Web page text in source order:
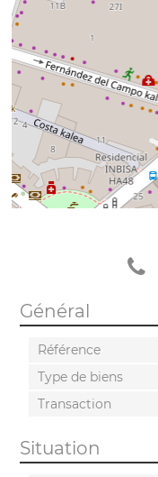
Général
Référence
Type de biens
Transaction
Situation